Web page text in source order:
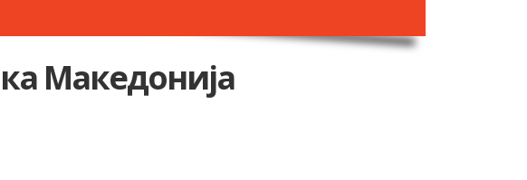
Македонија